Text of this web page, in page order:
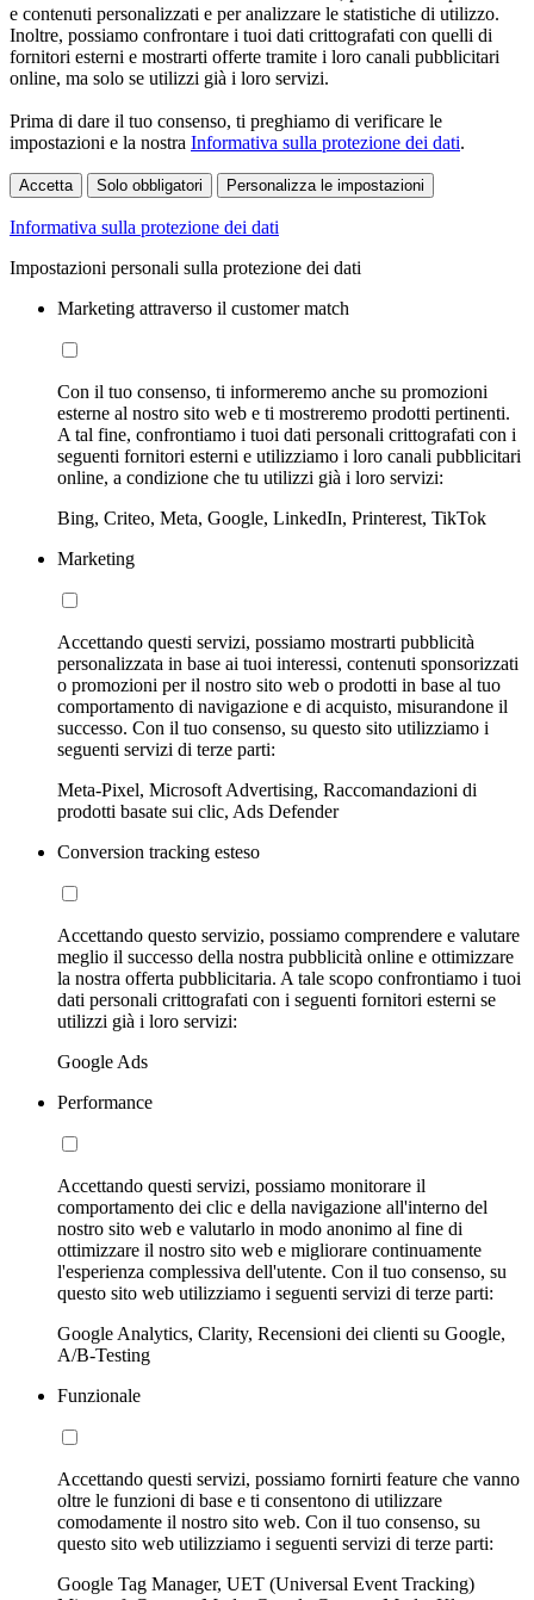
e contenuti personalizzati e per analizzare le statistiche di utilizzo.
Inoltre, possiamo confrontare i tuoi dati crittografati con quelli di
fornitori esterni e mostrarti offerte tramite i loro canali pubblicitari
online, ma solo se utilizzi già i loro servizi.
Prima di dare il tuo consenso, ti preghiamo di verificare le
impostazioni e la nostra Informativa sulla protezione dei dati.
Accetta Solo obbligatori Personalizza le impostazioni
Informativa sulla protezione dei dati
Impostazioni personali sulla protezione dei dati
Marketing attraverso il customer match
Con il tuo consenso, ti informeremo anche su promozioni
esterne al nostro sito web e ti mostreremo prodotti pertinenti.
A tal fine, confrontiamo i tuoi dati personali crittografati con i
seguenti fornitori esterni e utilizziamo i loro canali pubblicitari
online, a condizione che tu utilizzi già i loro servizi:
Bing, Criteo, Meta, Google, LinkedIn, Printerest, TikTok
Marketing
Accettando questi servizi, possiamo mostrarti pubblicità
personalizzata in base ai tuoi interessi, contenuti sponsorizzati
o promozioni per il nostro sito web o prodotti in base al tuo
comportamento di navigazione e di acquisto, misurandone il
successo. Con il tuo consenso, su questo sito utilizziamo i
seguenti servizi di terze parti:
Meta-Pixel, Microsoft Advertising, Raccomandazioni di
prodotti basate sui clic, Ads Defender
Conversion tracking esteso
Accettando questo servizio, possiamo comprendere e valutare
meglio il successo della nostra pubblicità online e ottimizzare
la nostra offerta pubblicitaria. A tale scopo confrontiamo i tuoi
dati personali crittografati con i seguenti fornitori esterni se
utilizzi già i loro servizi:
Google Ads
Performance
Accettando questi servizi, possiamo monitorare il
comportamento dei clic e della navigazione all'interno del
nostro sito web e valutarlo in modo anonimo al fine di
ottimizzare il nostro sito web e migliorare continuamente
l'esperienza complessiva dell'utente. Con il tuo consenso, su
questo sito web utilizziamo i seguenti servizi di terze parti:
Google Analytics, Clarity, Recensioni dei clienti su Google,
A/B-Testing
Funzionale
Accettando questi servizi, possiamo fornirti feature che vanno
oltre le funzioni di base e ti consentono di utilizzare
comodamente il nostro sito web. Con il tuo consenso, su
questo sito web utilizziamo i seguenti servizi di terze parti:
Google Tag Manager, UET (Universal Event Tracking)